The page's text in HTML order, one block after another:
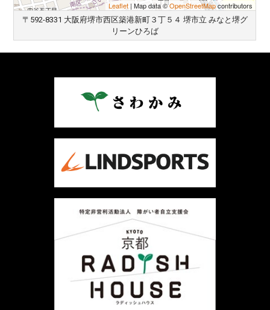
Leaflet | Map data ©OpenStreetMapcontributors
〒592-8331 大阪府堺市西区築港新町３丁５４ 堺市立 みなと堺グ
リーンひろば